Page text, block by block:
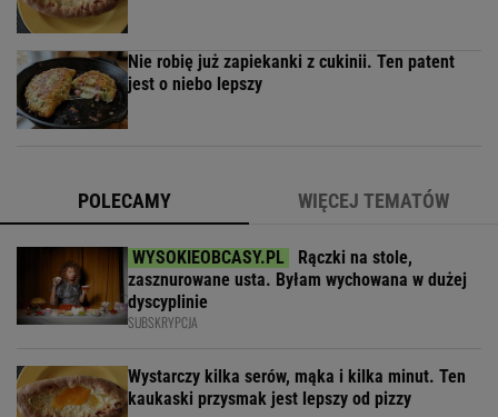
Nie robię już zapiekanki z cukinii. Ten patent
jest o niebo lepszy
POLECAMY WIĘCEJ TEMATÓW
Rączki na stole,
zasznurowane usta. Byłam wychowana w dużej
dyscyplinie
SUBSKRYPCJA
Wystarczy kilka serów, mąka i kilka minut. Ten
kaukaski przysmak jest lepszy od pizzy